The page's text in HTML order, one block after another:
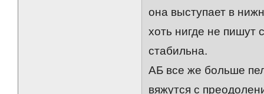
она выступает в
хоть нигде не пишут
стабильна.
АБ все же больше
вяжутся с